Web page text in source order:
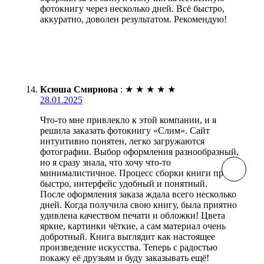
фотокнигу через несколько дней. Всё быстро,
аккуратно, доволен результатом. Рекомендую!
Ксюша Смирнова : ★ ★ ★ ★ ★
28.01.2025
Что-то мне привлекло к этой компании, и я
решила заказать фотокнигу «Слим». Сайт
интуитивно понятен, легко загружаются
фотографии. Выбор оформления разнообразный,
но я сразу знала, что хочу что-то
минималистичное. Процесс сборки книги прошёл
быстро, интерфейс удобный и понятный.
После оформления заказа ждала всего несколько
дней. Когда получила свою книгу, была приятно
удивлена качеством печати и обложки! Цвета
яркие, картинки чёткие, а сам материал очень
добротный. Книга выглядит как настоящее
произведение искусства. Теперь с радостью
покажу её друзьям и буду заказывать ещё!